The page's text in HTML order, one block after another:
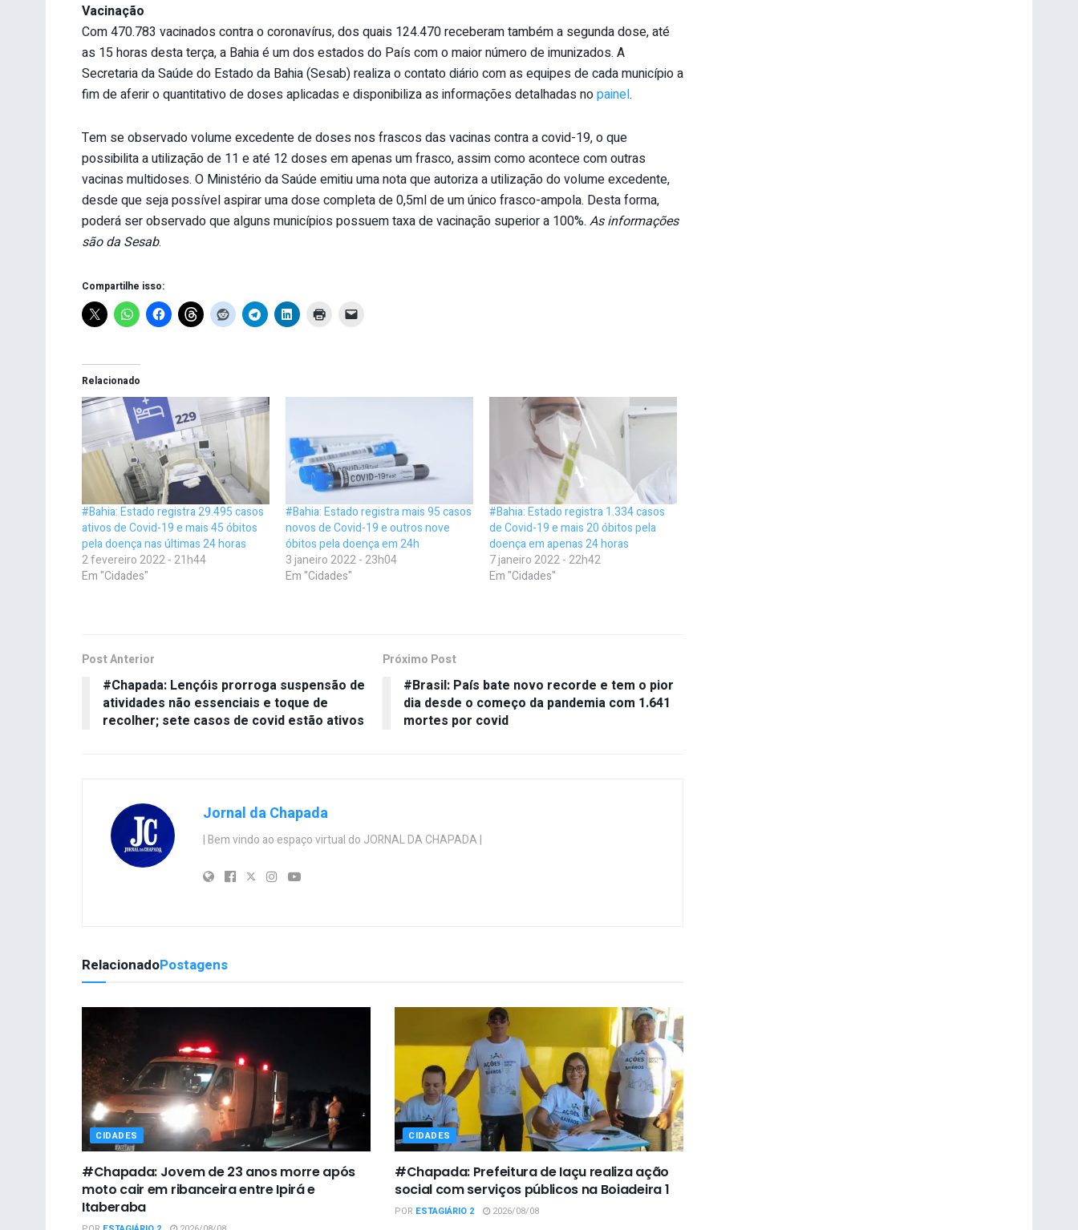
Vacinação
Com 470.783 vacinados contra o coronavírus, dos quais 124.470 receberam também a segunda dose, até
as 15 horas desta terça, a Bahia é um dos estados do País com o maior número de imunizados. A
Secretaria da Saúde do Estado da Bahia (Sesab) realiza o contato diário com as equipes de cada município a
fim de aferir o quantitativo de doses aplicadas e disponibiliza as informações detalhadas nopainel.
Tem se observado volume excedente de doses nos frascos das vacinas contra a covid-19, o que
possibilita a utilização de 11 e até 12 doses em apenas um frasco, assim como acontece com outras
vacinas multidoses. O Ministério da Saúde emitiu uma nota que autoriza a utilização do volume excedente,
desde que seja possível aspirar uma dose completa de 0,5ml de um único frasco-ampola. Desta forma,
poderá ser observado que alguns municípios possuem taxa de vacinação superior a 100%. As informações
são da Sesab.
Compartilhe isso:
Relacionado
#Bahia: Estado registra 29.495 casos
ativos de Covid-19 e mais 45 óbitos
pela doença nas últimas 24 horas
2 fevereiro 2022 - 21h44
Em "Cidades"
#Bahia: Estado registra mais 95 casos
novos de Covid-19 e outros nove
óbitos pela doença em 24h
3 janeiro 2022 - 23h04
Em "Cidades"
#Bahia: Estado registra 1.334 casos
de Covid-19 e mais 20 óbitos pela
doença em apenas 24 horas
7 janeiro 2022 - 22h42
Em "Cidades"
Post Anterior
#Chapada: Lençóis prorroga suspensão de
atividades não essenciais e toque de
recolher; sete casos de covid estão ativos
Próximo Post
#Brasil: País bate novo recorde e tem o pior
dia desde o começo da pandemia com 1.641
mortes por covid
Jornal da Chapada
| Bem vindo ao espaço virtual do JORNAL DA CHAPADA |
RelacionadoPostagens
CIDADES
#Chapada: Jovem de 23 anos morre após
moto cair em ribanceira entre Ipirá e
Itaberaba
CIDADES
#Chapada: Prefeitura de Iaçu realiza ação
social com serviços públicos na Boiadeira 1
POR ESTAGIÁRIO 2 2026/08/08